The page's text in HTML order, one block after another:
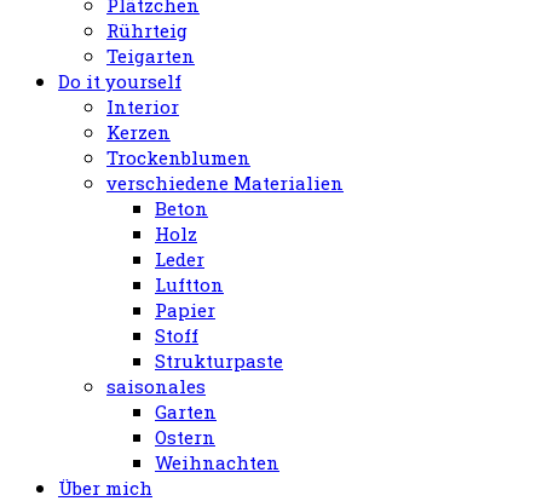
Plätzchen
Rührteig
Teigarten
Do it yourself
Interior
Kerzen
Trockenblumen
verschiedene Materialien
Beton
Holz
Leder
Luftton
Papier
Stoff
Strukturpaste
saisonales
Garten
Ostern
Weihnachten
Über mich